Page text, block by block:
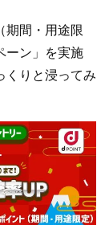
期間・用途限
ーン」を実施
くりと浸ってみ